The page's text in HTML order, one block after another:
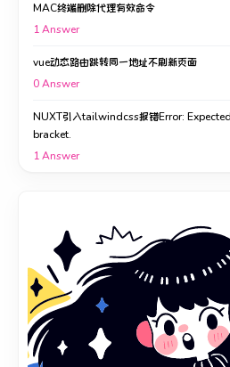
MAC终端删除代理有效命令
1Answer
vue动态路由跳转同一地址不刷新页面
0Answer
NUXT引入tailwindcss报错Error:
bracket.
1Answer